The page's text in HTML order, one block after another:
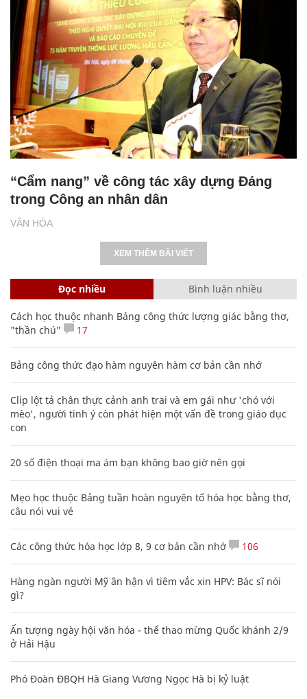
VĂN HÓA
“Cẩm nang” về công tác xây dựng Đảng
trong Công an nhân dân
XEM THÊM BÀI VIẾT
Đọc nhiều Bình luận nhiều
Cách học thuộc nhanh Bảng công thức lượng giác bằng thơ,
"thần chú"
17
Bảng công thức đạo hàm nguyên hàm cơ bản cần nhớ
Clip lột tả chân thực cảnh anh trai và em gái như 'chó với
mèo', người tinh ý còn phát hiện một vấn đề trong giáo dục
con
20 số điện thoại ma ám bạn không bao giờ nên gọi
Mẹo học thuộc Bảng tuần hoàn nguyên tố hóa học bằng thơ,
câu nói vui vẻ
Các công thức hóa học lớp 8, 9 cơ bản cần nhớ 106
Hàng ngàn người Mỹ ân hận vì tiêm vắc xin HPV: Bác sĩ nói
gì?
Ấn tượng ngày hội văn hóa - thể thao mừng Quốc khánh 2/9
ở Hải Hậu
Phó Đoàn ĐBQH Hà Giang Vương Ngọc Hà bị kỷ luật